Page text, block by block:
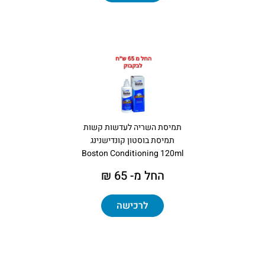
תמיסת השריה לעדשות קשות
תמיסת בוסטון קונדישנינג
Boston Conditioning 120ml
החל מ- 65 ₪
לרכישה